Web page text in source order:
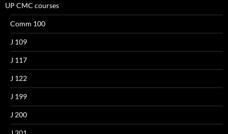
UP CMC courses
Comm 100
J 109
J 117
J 122
J 199
J 200